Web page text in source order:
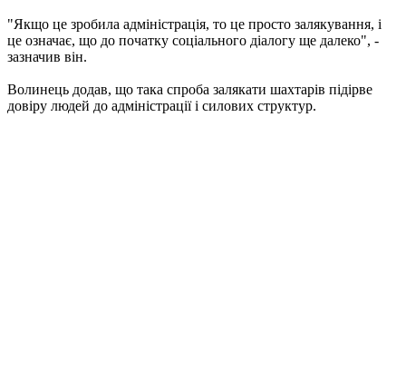
"Якщо це зробила адміністрація, то це просто залякування, і
це означає, що до початку соціального діалогу ще далеко", -
зазначив він.
Волинець додав, що така спроба залякати шахтарів підірве
довіру людей до адміністрації і силових структур.